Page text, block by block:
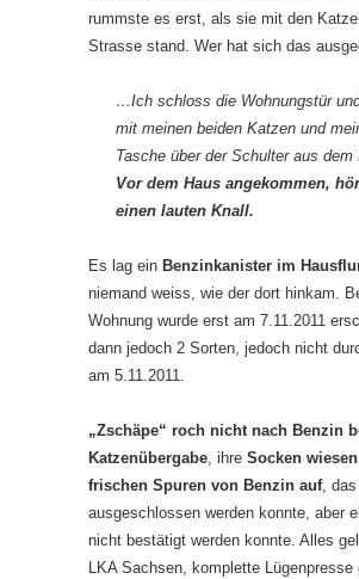
rummste es erst, als sie mit den
Strasse stand. Wer hat sich das
…Ich schloss die Wohnungstür
mit meinen beiden Katzen und
Tasche über der Schulter aus dem
Vor dem Haus angekommen,
einen lauten Knall.
Es lag ein Benzinkanister im
niemand weiss, wie der dort hinkam.
Wohnung wurde erst am 7.11.2011
dann jedoch 2 Sorten, jedoch nicht
am 5.11.2011.
„Zschäpe“ roch nicht nach Benzin
Katzenübergabe, ihre Socken
frischen Spuren von Benzin auf,
ausgeschlossen werden konnte, aber
nicht bestätigt werden konnte. Alles
LKA Sachsen, komplette Lügenpresse